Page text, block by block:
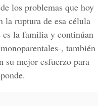
los problemas que hoy
la ruptura de esa célula
es la familia y continúan
, también
su mejor esfuerzo para